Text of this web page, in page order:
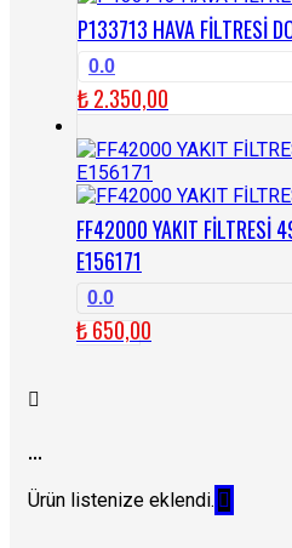
P133713 HAVA FİLTRESİ
0.0
₺2.350,00
FF42000 YAKIT FİLTRESİ
E156171
0.0
₺650,00
...
Ürün listenize eklendi.